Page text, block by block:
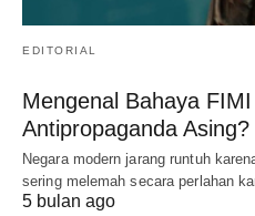
EDITORIAL
Mengenal Bahaya
Antipropaganda Asing?
Negara modern jarang runtuh
sering melemah secara perlahan
5 bulan ago